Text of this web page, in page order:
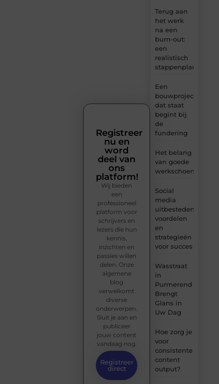
Terug aan
het werk
na een
burn-out:
een
realistisch
stappenplan
Een
bouwproject
dat staat
begint bij
de
fundering
Het belang
van goede
werkschoenen
Social
media
uitbesteden:
voordelen
en
strategieën
voor succes
Wasstraat
in
Purmerend
Brengt
Glans in
Uw Dag
Hoe zorg je
voor
consistente
content
output?
Registreer
nu en
word
deel van
ons
platform!
Wij bieden
een
professioneel
platform voor
schrijvers en
lezers die hun
kennis,
inzichten en
passies willen
delen. Onze
algemene
blog
verwelkomt
diverse
onderwerpen.
Sluit je aan en
publiceer
jouw content
vandaag nog.
Registreer
direct